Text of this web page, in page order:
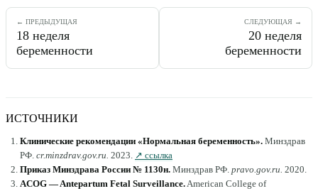
← ПРЕДЫДУЩАЯ
18 неделя
беременности
СЛЕДУЮЩАЯ →
20 неделя
беременности
ИСТОЧНИКИ
Клинические рекомендации «Нормальная беременность». Минздрав
РФ cr.minzdrav.gov.ru 2023 ↗ ссылка
Приказ Минздрава России № 1130н. Минздрав РФ pravo.gov.ru 2020
ACOG — Antepartum Fetal Surveillance. American College of